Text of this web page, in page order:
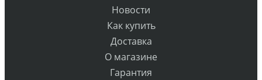
Новости
Как купить
Доставка
О магазине
Гарантия